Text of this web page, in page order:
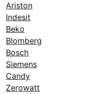
Ariston
Indesit
Beko
Blomberg
Bosch
Siemens
Candy
Zerowatt